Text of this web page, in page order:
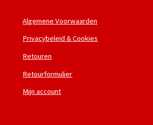
Algemene Voorwaarden
Privacybeleid & Cookies
Retouren
Retourformulier
Mijn account